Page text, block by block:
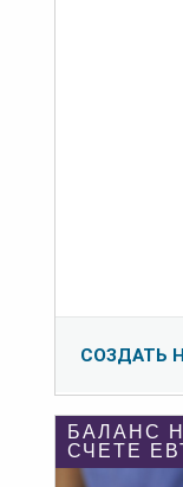
СОЗДАТЬ
БАЛАНС
СЧЕТЕ